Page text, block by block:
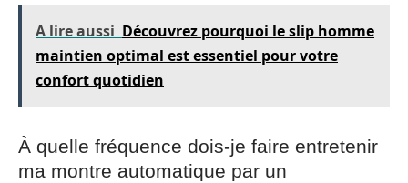
A lire aussi Découvrez pourquoi le slip homme
maintien optimal est essentiel pour votre
confort quotidien
À quelle fréquence dois-je faire entretenir
ma montre automatique par un